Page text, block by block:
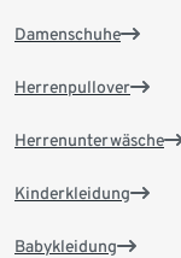
Damenschuhe
Herrenpullover
Herrenunterwäsche
Kinderkleidung
Babykleidung